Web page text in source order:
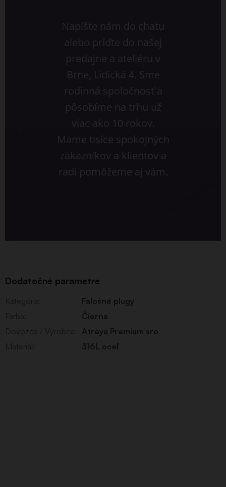
Napíšte nám do chatu
alebo príďte do našej
predajne a ateliéru v
Brne, Lidická 4. Sme
rodinná spoločnosť a
pôsobíme na trhu už
viac ako 10 rokov.
Máme tisíce spokojných
zákazníkov a klientov a
radi pomôžeme aj vám.
Dodatočné parametre
Falošné plugy
Čierna
Atreya Premium sro
316L oceľ